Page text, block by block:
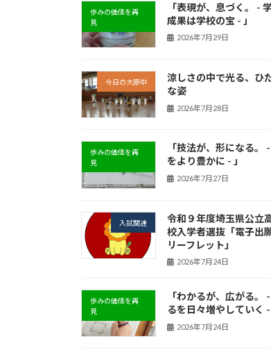
歩みの価値を再
見
「表現が、息づく。 -
成果は学校の宝 - 」
2026年7月29日
今日の大原中
涼しさの中で光る、ひ
な姿
2026年7月28日
歩みの価値を再
見
「技法が、形になる。
をより豊かに - 」
2026年7月27日
入試関連
令和９年度埼玉県公立
校入学者選抜「電子出
リーフレット」
2026年7月24日
歩みの価値を再
見
「わかるが、広がる。
るを日々増やしていく -
2026年7月24日